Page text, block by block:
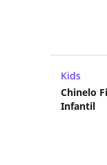
Kids
Chinelo
Infantil